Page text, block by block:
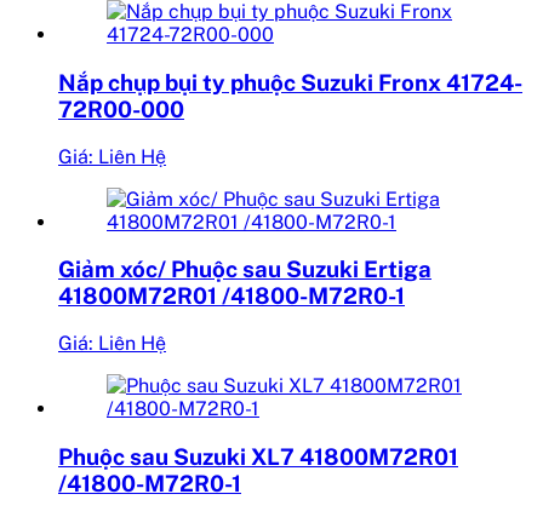
Nắp chụp bụi ty phuộc Suzuki Fronx 41724-
72R00-000
Giá: Liên Hệ
Giảm xóc/ Phuộc sau Suzuki Ertiga
41800M72R01 /41800-M72R0-1
Giá: Liên Hệ
Phuộc sau Suzuki XL7 41800M72R01
/41800-M72R0-1